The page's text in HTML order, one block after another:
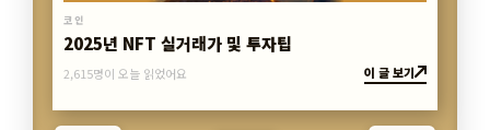
코인
디파이(DeFi)로 연 20% 수익내는 전략
3,407명이 오늘 읽었어요 이 글 보기